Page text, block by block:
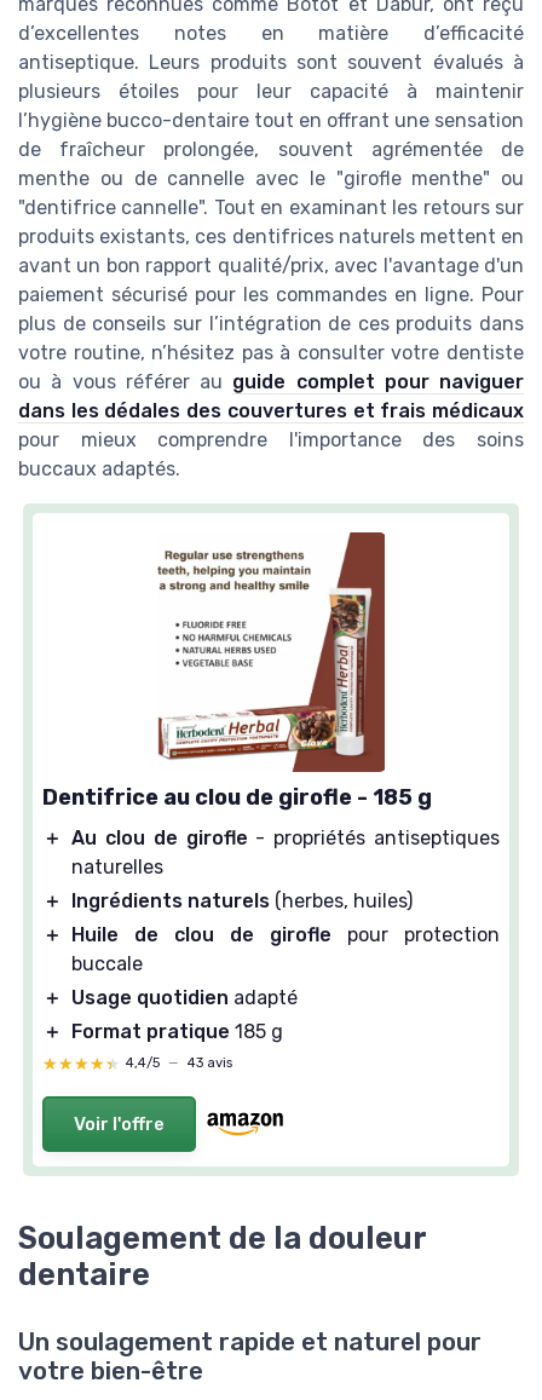
d’excellentes notes en matière d’efficacité
antiseptique. Leurs produits sont souvent évalués à
plusieurs étoiles pour leur capacité à maintenir
l’hygiène bucco-dentaire tout en offrant une sensation
de fraîcheur prolongée, souvent agrémentée de
menthe ou de cannelle avec le "girofle menthe" ou
"dentifrice cannelle". Tout en examinant les retours sur
produits existants, ces dentifrices naturels mettent en
avant un bon rapport qualité/prix, avec l'avantage d'un
paiement sécurisé pour les commandes en ligne. Pour
plus de conseils sur l’intégration de ces produits dans
votre routine, n’hésitez pas à consulter votre dentiste
ou à vous référer au guide complet pour naviguer
dans les dédales des couvertures et frais médicaux
pour mieux comprendre l'importance des soins
buccaux adaptés.
Dentifrice au clou de girofle - 185 g
＋ Au clou de girofle - propriétés antiseptiques
naturelles
＋
Ingrédients naturels (herbes, huiles)
＋
Huile de clou de girofle pour protection
buccale
＋
Usage quotidien adapté
＋
Format pratique 185 g
★★★★★
★★★★★ 4,4/5 — 43 avis
Voir l'offre
Soulagement de la douleur
dentaire
Un soulagement rapide et naturel pour
votre bien-être